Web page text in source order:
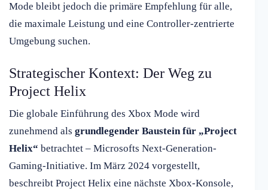
Mode bleibt jedoch die primäre Empfehlung für alle,
die maximale Leistung und eine Controller-zentrierte
Umgebung suchen.
Strategischer Kontext: Der Weg zu
Project Helix
Die globale Einführung des Xbox Mode wird
zunehmend als grundlegender Baustein für „Project
Helix“ betrachtet – Microsofts Next-Generation-
Gaming-Initiative. Im März 2024 vorgestellt,
beschreibt Project Helix eine nächste Xbox-Konsole,